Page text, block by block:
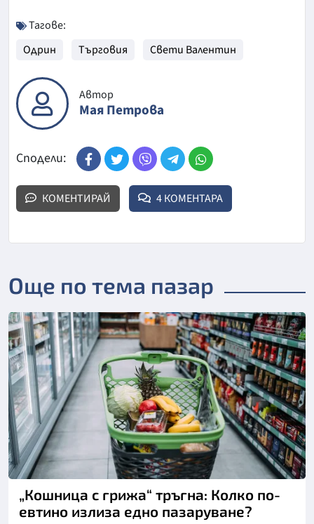
Тагове:
Одрин
Търговия Свети Валентин
Автор
Мая Петрова
Сподели:
КОМЕНТИРАЙ 4 КОМЕНТАРА
Още по тема пазар
„Кошница с грижа“ тръгна: Колко по-
евтино излиза едно пазаруване?